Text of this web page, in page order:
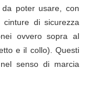
poter usare, con
cinture di sicurezza
ovvero sopra al
e il collo). Questi
senso di marcia